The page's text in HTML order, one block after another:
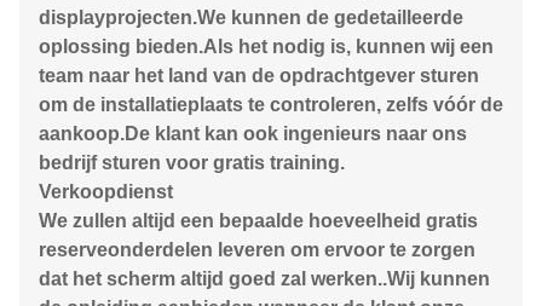
displayprojecten.We kunnen de gedetailleerde
oplossing bieden.Als het nodig is, kunnen wij een
team naar het land van de opdrachtgever sturen
om de installatieplaats te controleren, zelfs vóór de
aankoop.De klant kan ook ingenieurs naar ons
bedrijf sturen voor gratis training.
Verkoopdienst
We zullen altijd een bepaalde hoeveelheid gratis
reserveonderdelen leveren om ervoor te zorgen
dat het scherm altijd goed zal werken..Wij kunnen